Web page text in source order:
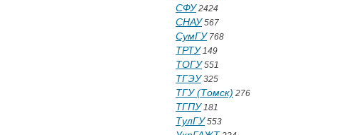
СФУ2424
СНАУ567
СумГУ768
ТРТУ149
ТОГУ551
ТГЭУ325
ТГУ (Томск) 276
ТГПУ181
ТулГУ553